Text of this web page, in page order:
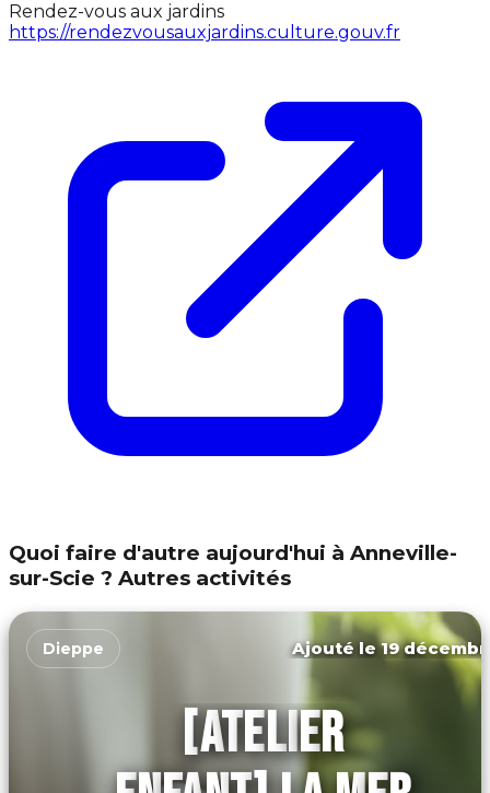
Rendez-vous aux jardins
https://rendezvousauxjardins.culture.gouv.fr
Quoi faire d'autre aujourd'hui à Anneville-
sur-Scie ? Autres activités
Dieppe Ajouté le 19
[ATELIER